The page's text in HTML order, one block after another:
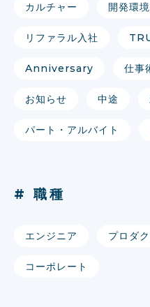
カルチャー 開発環境
リファラル入社
Anniversary 仕事
お知らせ 中途
パート・アルバイト
# 職種
エンジニア プロダク
コーポレート